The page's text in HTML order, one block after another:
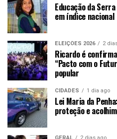
Educação da
em índice nacional
ELEIÇÕES 2026 2
Ricardo é
“Pacto com o
popular
CIDADES 1 dia ago
Lei Maria da
proteção e
GERAL 2 dias ago